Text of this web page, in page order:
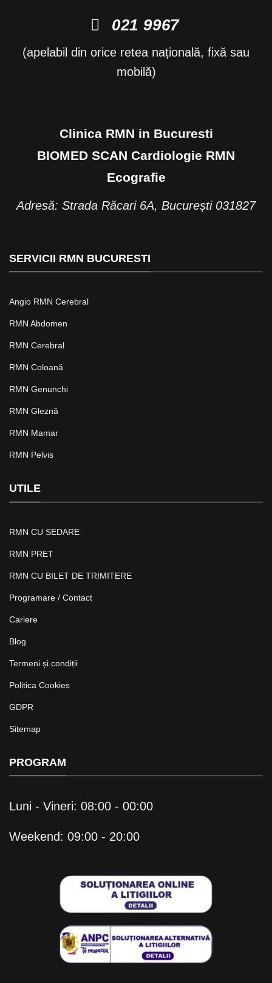
021 9967
(apelabil din orice retea națională, fixă sau
mobilă)
Clinica RMN in Bucuresti
BIOMED SCAN Cardiologie RMN
Ecografie
Adresă: Strada Răcari 6A, București 031827
SERVICII RMN BUCURESTI
Angio RMN Cerebral
RMN Abdomen
RMN Cerebral
RMN Coloană
RMN Genunchi
RMN Gleznă
RMN Mamar
RMN Pelvis
UTILE
RMN CU SEDARE
RMN PRET
RMN CU BILET DE TRIMITERE
Programare / Contact
Cariere
Blog
Termeni și condiții
Politica Cookies
GDPR
Sitemap
PROGRAM
Luni - Vineri: 08:00 - 00:00
Weekend: 09:00 - 20:00